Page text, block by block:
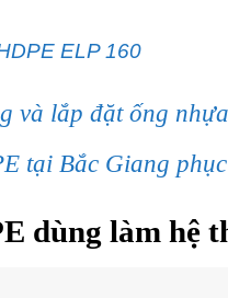
ELP 160
và lắp đặt ống
tại Bắc Giang
dùng làm hệ